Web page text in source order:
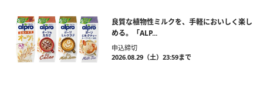
良質な植物性ミルクを、手軽においしく楽し
める。「ALP...
申込締切
2026.08.29（土）23:59まで